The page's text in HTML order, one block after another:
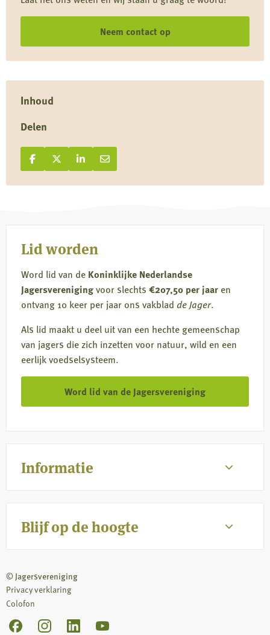
Neem contact op
Inhoud
Delen
Deel op Facebook
Deel
op
Deel op X
Deel
op
Deel op LinkedIn
Deel
op
Deel via e-mail
Deel
via
dieren
Informatie
Lid worden
Word lid van de Koninklijke Nederlandse
Jagersverenigingvoor slechts €207,50 per jaar en
ontvang 10 keer per jaar ons vakblad de Jager.
Als lid maakt u deel uit van een hechte gemeenschap
van jagers die zich inzetten voor natuur, wild en een
eerlijk voedselsysteem.
Word lid van de Jagersvereniging
Blijf op de hoogte
© Jagersvereniging
Privacy verklaring
Colofon